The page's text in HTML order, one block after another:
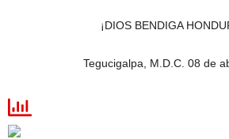
¡DIOS BENDIGA
Tegucigalpa, M.D.C. 08 de